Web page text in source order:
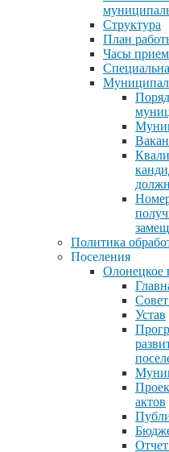
Структура
План
Часы
Политика
Поселения
Олонецкое
Устав
актов